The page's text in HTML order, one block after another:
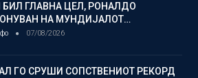
БИЛ ГЛАВНА ЦЕЛ, РОНАЛДО
НА МУНДИЈАЛОТ…
07/08/2026
ГО СРУШИ СОПСТВЕНИОТ РЕКОРД